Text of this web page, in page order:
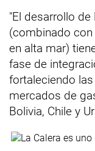
"El desarrollo
(combinado
en alta mar)
fase de
fortaleciendo
mercados de
Bolivia, Chile y